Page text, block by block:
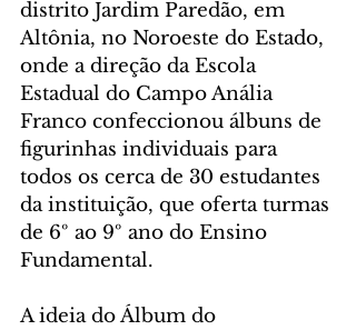
distrito Jardim Paredão, em
Altônia, no Noroeste do Estado,
onde a direção da Escola
Estadual do Campo Anália
Franco confeccionou álbuns de
figurinhas individuais para
todos os cerca de 30 estudantes
da instituição, que oferta turmas
de 6º ao 9º ano do Ensino
Fundamental.
A ideia do Álbum do